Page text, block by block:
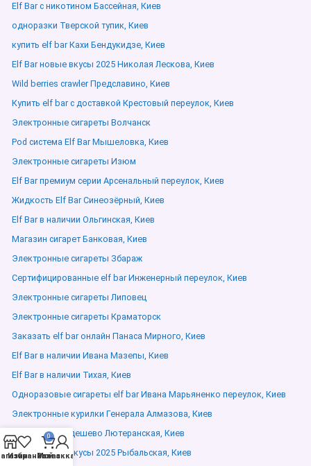
Elf Bar с никотином Бассейная, Киев
одноразки Тверской тупик, Киев
купить elf bar Кахи Бендукидзе, Киев
Elf Bar новые вкусы 2025 Николая Лескова, Киев
Wild berries crawler Предславино, Киев
Купить elf bar с доставкой Крестовый переулок, Киев
Электронные сигареты Волчанск
Pod система Elf Bar Мышеловка, Киев
Электронные сигареты Изюм
Elf Bar премиум серии Арсенальный переулок, Киев
Жидкость Elf Bar Синеозёрный, Киев
Elf Bar в наличии Ольгинская, Киев
Магазин сигарет Банковая, Киев
Электронные сигареты Збараж
Сертифицированные elf bar Инженерный переулок, Киев
Электронные сигареты Липовец
Электронные сигареты Краматорск
Заказать elf bar онлайн Панаса Мирного, Киев
Elf Bar в наличии Ивана Мазепы, Киев
Elf Bar в наличии Тихая, Киев
Одноразовые сигареты elf bar Ивана Марьяненко переулок, Киев
Электронные курилки Генерала Алмазова, Киев
Elf Bar купить дешево Лютеранская, Киев
Elf Bar новые вкусы 2025 Рыбальская, Киев
Избранное
0
Заказ
Мой аккаунт